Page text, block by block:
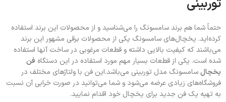
توربینی
حتماً شما هم برند سامسونگ را می‌شناسید و از محصولات این برند استفاده
کرده‌اید. یخچال‌های سامسونگ یکی از محصولات برقی مشهور این برند
می‌باشند که کیفیت بالایی داشته و قطعات مرغوبی در ساخت آنها استفاده
شده است. یکی از قطعات بسیار مهم مورد استفاده در این دستگاه فن
یخچالسامسونگ مدل توربینی می‌باشد.این فن با ولتاژ‌های مختلف در
فروشگاه‌های زیادی عرضه می‌شود و شما می‌توانید در صورت خرابی آن نسبت
به تهیه یک فن جدید برای یخچال خود اقدام نمایید.